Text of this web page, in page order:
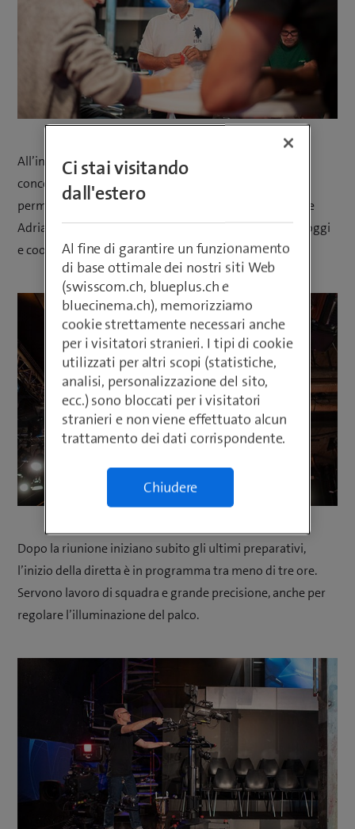
All’interno è in corso la riunione della crew. Sono tutti
concentrati, perché durante una diretta non ci si può
permettere nemmeno una sbavatura. Lo sa bene anche
Adriano Gerussi: è il produttore della trasmissione di oggi
e coordina tutto quello che succede nello studio.
Dopo la riunione iniziano subito gli ultimi preparativi,
l’inizio della diretta è in programma tra meno di tre ore.
Servono lavoro di squadra e grande precisione, anche per
regolare l’illuminazione del palco.
Ci stai visitando
dall'estero
Al fine di garantire un funzionamento
di base ottimale dei nostri siti Web
(swisscom.ch, blueplus.ch e
bluecinema.ch), memorizziamo
cookie strettamente necessari anche
per i visitatori stranieri. I tipi di cookie
utilizzati per altri scopi (statistiche,
analisi, personalizzazione del sito,
ecc.) sono bloccati per i visitatori
stranieri e non viene effettuato alcun
trattamento dei dati corrispondente.
Chiudere